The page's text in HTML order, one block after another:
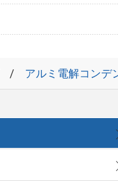
アルミ電解コンデ